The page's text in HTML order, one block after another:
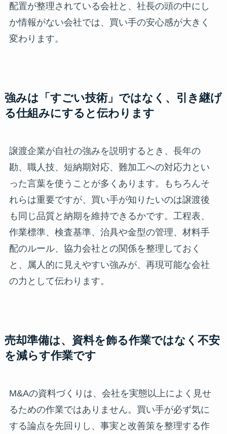
配置が整理されている会社と、社長の頭の中にし
か情報がない会社では、買い手の安心感が大きく
変わります。
強みは「すごい技術」ではなく、引き継げ
る仕組みにすると伝わります
譲渡企業が自社の強みを説明するとき、長年の
勘、職人技、短納期対応、難加工への対応力とい
った言葉を使うことが多くあります。もちろんそ
れらは重要ですが、買い手が知りたいのは譲渡後
も同じ品質と納期を維持できるかです。工程表、
作業標準、検査基準、治具や金型の管理、材料手
配のルール、協力会社との関係を整理しておく
と、属人的に見えやすい強みが、再現可能な会社
の力として伝わります。
売却準備は、資料を飾る作業ではなく不安
を減らす作業です
M&Aの資料づくりは、会社を実態以上によく見せ
るための作業ではありません。買い手が必ず気に
する論点を先回りし、事実と改善策を整理する作